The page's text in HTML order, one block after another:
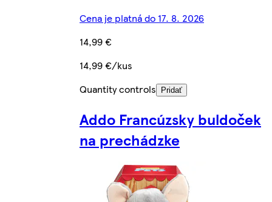
Cena je platná do 17. 8. 2026
14,99 €
14,99 €/kus
Quantity controls
Pridať
Addo Francúzsky buldoček
na prechádzke